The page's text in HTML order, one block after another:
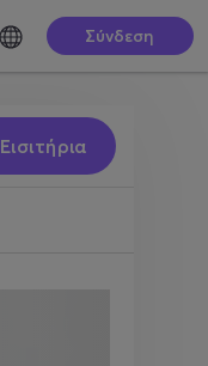
Σύνδεση
Εισιτήρια